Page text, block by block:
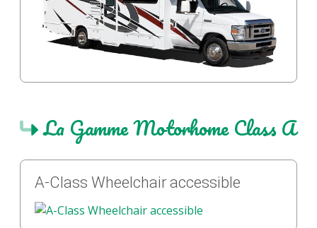
La Gamme Motorhome Class A
A-Class Wheelchair accessible